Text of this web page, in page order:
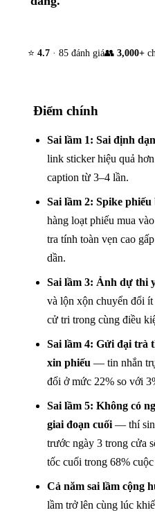
⭐ 4.7 · 85 đánh giá👥 3,000+
Điểm chính
Sai lầm 1: Sai định
link sticker hiệu quả
caption từ 3–4 lần.
Sai lầm 2: Spike phiếu
hàng loạt phiếu mua
tra tính toàn vẹn cao
dần.
Sai lầm 3: Ảnh dự thi
và lộn xộn chuyển đổi
cử tri trong cùng điều
Sai lầm 4: Gửi đại trà
xin phiếu — tin nhắn
đổi ở mức 22% so với
Sai lầm 5: Không có
giai đoạn cuối — thí
trước ngày 3 trong cửa
tốc cuối trong 68%
Cả năm sai lầm cộng
lầm trở lên cùng lúc